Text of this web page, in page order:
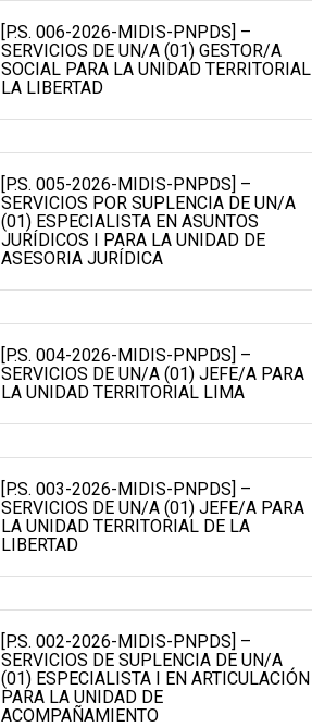
[P.S. 006-2026-MIDIS-PNPDS] –
SERVICIOS DE UN/A (01) GESTOR/A
SOCIAL PARA LA UNIDAD TERRITORIAL
LA LIBERTAD
[P.S. 005-2026-MIDIS-PNPDS] –
SERVICIOS POR SUPLENCIA DE UN/A
(01) ESPECIALISTA EN ASUNTOS
JURÍDICOS I PARA LA UNIDAD DE
ASESORIA JURÍDICA
[P.S. 004-2026-MIDIS-PNPDS] –
SERVICIOS DE UN/A (01) JEFE/A PARA
LA UNIDAD TERRITORIAL LIMA
[P.S. 003-2026-MIDIS-PNPDS] –
SERVICIOS DE UN/A (01) JEFE/A PARA
LA UNIDAD TERRITORIAL DE LA
LIBERTAD
[P.S. 002-2026-MIDIS-PNPDS] –
SERVICIOS DE SUPLENCIA DE UN/A
(01) ESPECIALISTA I EN ARTICULACIÓN
PARA LA UNIDAD DE
ACOMPAÑAMIENTO